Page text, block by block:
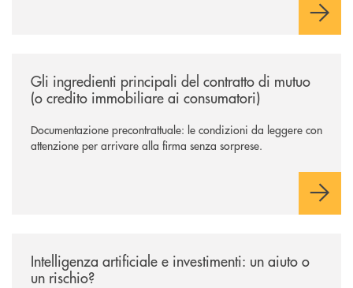
Gli ingredienti principali del contratto di mutuo
(o credito immobiliare ai consumatori)
Documentazione precontrattuale: le condizioni da leggere con
attenzione per arrivare alla firma senza sorprese.
Intelligenza artificiale e investimenti: un aiuto o
un rischio?